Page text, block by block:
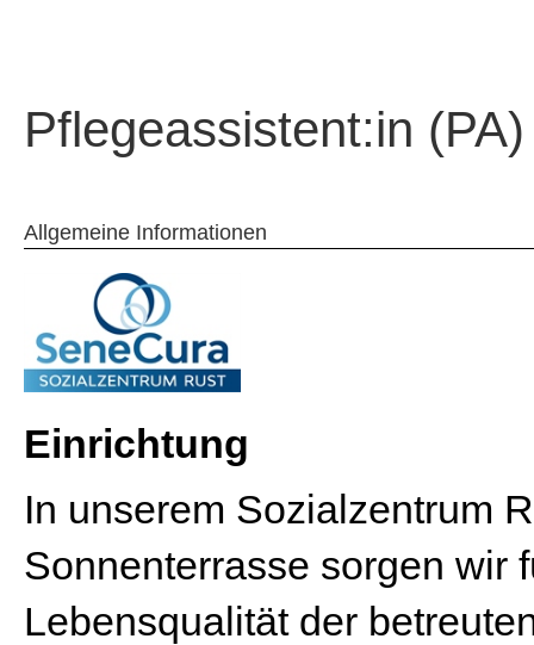
Pflegeassistent:in
Allgemeine Informationen
Einrichtung
In unserem Sozialzentrum
Sonnenterrasse sorgen wir
Lebensqualität der